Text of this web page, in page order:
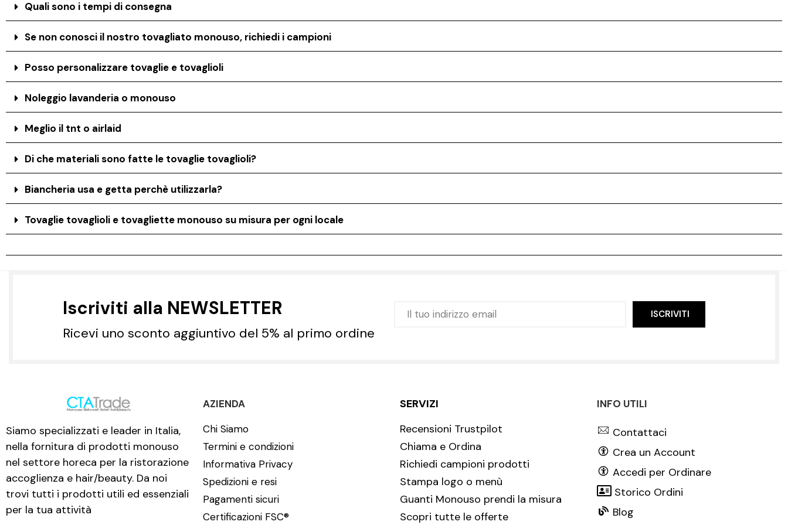
Quali sono i tempi di consegna
Se non conosci il nostro tovagliato monouso, richiedi i campioni
Posso personalizzare tovaglie e tovaglioli
Noleggio lavanderia o monouso
Meglio il tnt o airlaid
Di che materiali sono fatte le tovaglie tovaglioli?
Biancheria usa e getta perchè utilizzarla?
Tovaglie tovaglioli e tovagliette monouso su misura per ogni locale
Iscriviti alla NEWSLETTER
Ricevi uno sconto aggiuntivo del 5% al primo ordine
ISCRIVITI
Siamo specializzati e leader in Italia,
nella fornitura di prodotti monouso
nel settore horeca per la ristorazione
accoglienza e hair/beauty. Da noi
trovi tutti i prodotti utili ed essenziali
per la tua attività
AZIENDA
Chi Siamo
Termini e condizioni
Informativa Privacy
Spedizioni e resi
Pagamenti sicuri
Certificazioni FSC®
SERVIZI
Recensioni Trustpilot
Chiama e Ordina
Richiedi campioni prodotti
Stampa logo o menù
Guanti Monouso prendi la misura
Scopri tutte le offerte
INFO UTILI
Contattaci
Crea un Account
Accedi per Ordinare
Storico Ordini
Blog